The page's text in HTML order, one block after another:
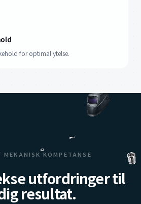
for optimal ytelse.
MEKANISK KOMPETANSE
utfordringer til
resultat.